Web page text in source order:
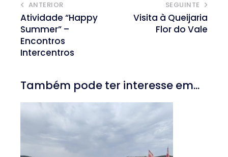
ANTERIOR
Atividade “Happy
Summer” –
Encontros
Intercentros
SEGUINTE
Visita à Queijaria
Flor do Vale
Também pode ter interesse em...